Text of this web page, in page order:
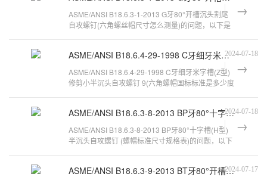
ASME/ANSI B18.6.3-1-2013 G牙80°开槽沉头割尾
自攻螺钉(六角螺丝帽尺寸怎么测量)的问题，以下是
ASME/ANSI B18.6.4-29-1998 C牙细牙米字槽(Z型)修剪小半沉头自攻螺钉 92024-07-18
ASME/ANSI B18.6.4-29-1998 C牙细牙米字槽(Z型)
修剪小半沉头自攻螺钉 9(六角螺帽国标标准是多少度
ASME/ANSI B18.6.3-8-2013 BP牙80°十字槽(H型)半沉头自攻螺钉
2024-07-18
ASME/ANSI B18.6.3-8-2013 BP牙80°十字槽(H型)
半沉头自攻螺钉 (螺帽标准尺寸规格表)的问题，以下
ASME/ANSI B18.6.3-9-2013 BT牙80°开槽清根沉头割尾自攻螺钉
2024-07-17